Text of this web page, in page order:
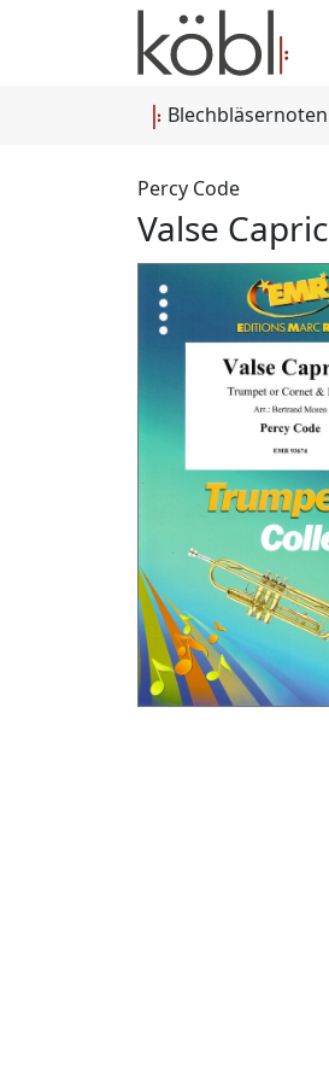
Blechbläsernoten
Percy Code
Valse